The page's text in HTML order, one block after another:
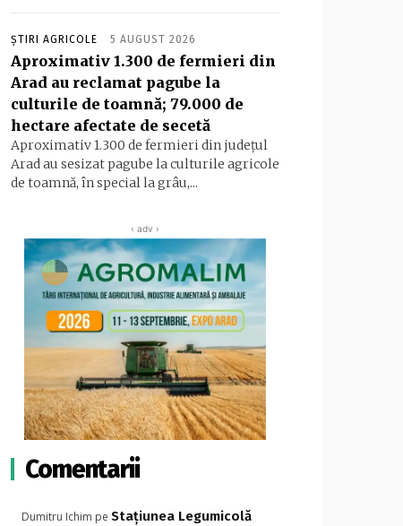
ȘTIRI AGRICOLE 5 AUGUST 2026
Aproximativ 1.300 de fermieri din
Arad au reclamat pagube la
culturile de toamnă; 79.000 de
hectare afectate de secetă
Aproximativ 1.300 de fermieri din județul
Arad au sesizat pagube la culturile agricole
de toamnă, în special la grâu,...
‹ adv ›
Comentarii
Dumitru Ichim pe Stațiunea Legumicolă